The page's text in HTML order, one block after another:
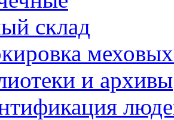
склад
и архивы